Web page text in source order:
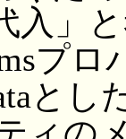
入」
プ
と